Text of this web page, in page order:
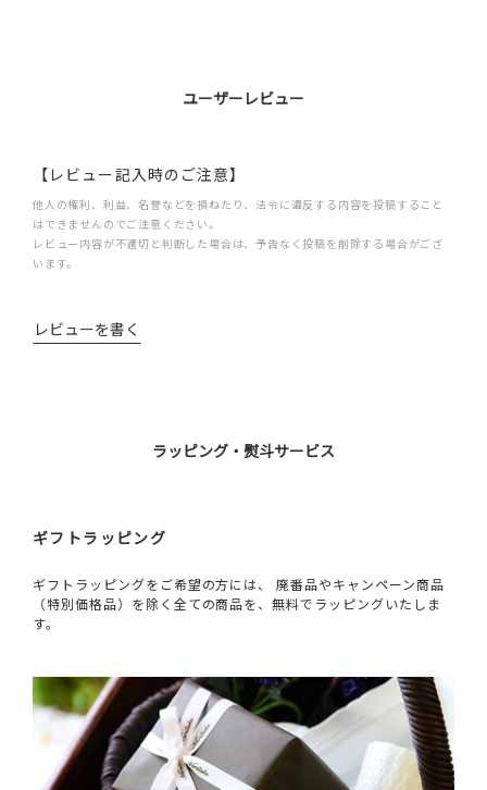
ユーザーレビュー
【レビュー記入時のご注意】
他人の権利、利益、名誉などを損ねたり、法令に違反する内容を投稿すること
はできませんのでご注意ください。
レビュー内容が不適切と判断した場合は、予告なく投稿を削除する場合がござ
います。
レビューを書く
ラッピング・熨斗サービス
ギフトラッピング
ギフトラッピングをご希望の方には、 廃番品やキャンペーン商品
（特別価格品）を除く全ての商品を、無料でラッピングいたしま
す。